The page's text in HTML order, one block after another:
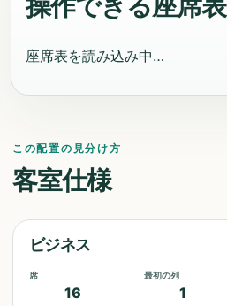
操作できる座席表
座席表を読み込み中…
この配置の見分け方
客室仕様
ビジネス
席
16
最初の列
1